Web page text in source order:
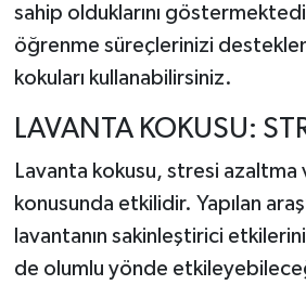
sahip olduklarını
öğrenme süreçlerinizi
kokuları kullanabilirsiniz.
LAVANTA KOKUSU:
Lavanta kokusu, stresi azaltma
konusunda etkilidir. Yapılan
lavantanın sakinleştirici
de olumlu yönde